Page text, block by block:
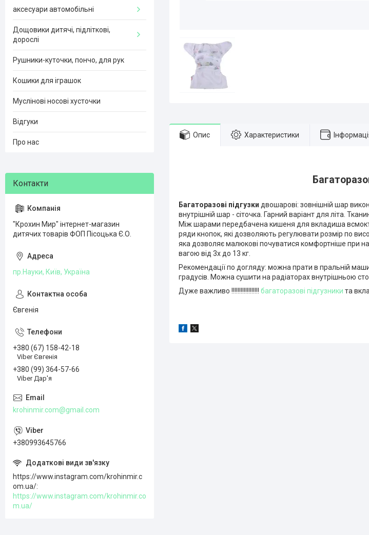
Опис Характеристики
Багаторазові підгузки двошарові: зовнішній шар
внутрішній шар - сіточка. Гарний варіант для літа.
Між шарами передбачена кишеня для вкладиша
ряди кнопок, які дозволяють регулювати розмір по
яка дозволяє малюкові почуватися комфортніше при
вагою від 3х до 13 кг.
Рекомендації по догляду: можна прати в пральній
градусів. Можна сушити на радіаторах внутрішньою
Дуже важливо !!!!!!!!!!!!!!!!!! багаторазові підгузники та
аксесуари автомобільні
Дощовики дитячі, підліткові,
дорослі
Рушники-куточки, пончо, для рук
Кошики для іграшок
Муслінові носові хусточки
Відгуки
Про нас
"Крохин Мир" інтернет-магазин
дитячих товарів ФОП Пісоцька Є.О.
пр.Науки, Київ, Україна
Євгенія
+380 (67) 158-42-18
Viber Євгенія
+380 (99) 364-57-66
Viber Дар'я
krohinmir.com@gmail.com
+380993645766
https://www.instagram.com/krohinmir.c
om.ua/
https://www.instagram.com/krohinmir.co
m.ua/